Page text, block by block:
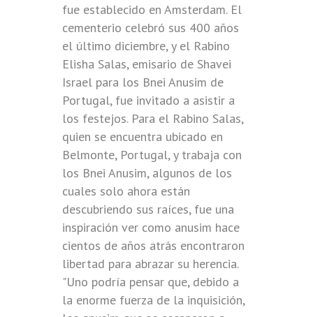
fue establecido en Amsterdam. El
cementerio celebró sus 400 años
el último diciembre, y el Rabino
Elisha Salas, emisario de Shavei
Israel para los Bnei Anusim de
Portugal, fue invitado a asistir a
los festejos. Para el Rabino Salas,
quien se encuentra ubicado en
Belmonte, Portugal, y trabaja con
los Bnei Anusim, algunos de los
cuales solo ahora están
descubriendo sus raíces, fue una
inspiración ver como anusim hace
cientos de años atrás encontraron
libertad para abrazar su herencia.
"Uno podría pensar que, debido a
la enorme fuerza de la inquisición,